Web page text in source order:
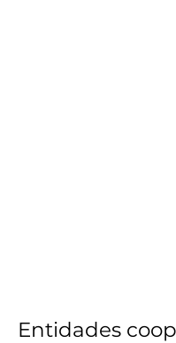
Entidades